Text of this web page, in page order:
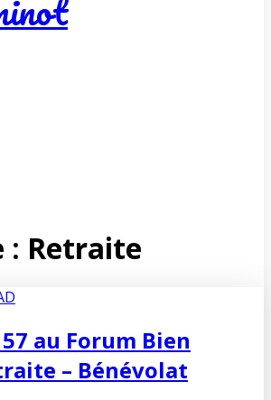
: Retraite
au Forum Bien
– Bénévolat